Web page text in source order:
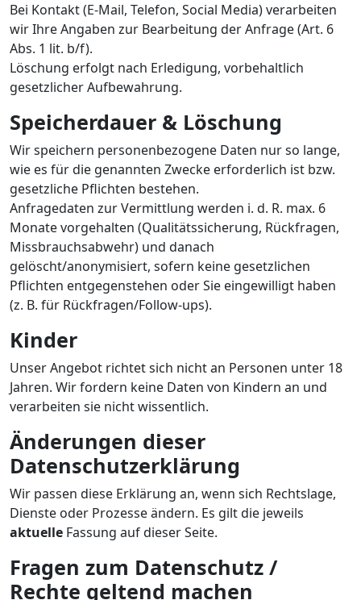
Bei Kontakt (E-Mail, Telefon, Social Media) verarbeiten
wir Ihre Angaben zur Bearbeitung der Anfrage (Art. 6
Abs. 1 lit. b/f).
Löschung erfolgt nach Erledigung, vorbehaltlich
gesetzlicher Aufbewahrung.
Speicherdauer & Löschung
Wir speichern personenbezogene Daten nur so lange,
wie es für die genannten Zwecke erforderlich ist bzw.
gesetzliche Pflichten bestehen.
Anfragedaten zur Vermittlung werden i. d. R. max. 6
Monate vorgehalten (Qualitätssicherung, Rückfragen,
Missbrauchsabwehr) und danach
gelöscht/anonymisiert, sofern keine gesetzlichen
Pflichten entgegenstehen oder Sie eingewilligt haben
(z. B. für Rückfragen/Follow-ups).
Kinder
Unser Angebot richtet sich nicht an Personen unter 18
Jahren. Wir fordern keine Daten von Kindern an und
verarbeiten sie nicht wissentlich.
Änderungen dieser
Datenschutzerklärung
Wir passen diese Erklärung an, wenn sich Rechtslage,
Dienste oder Prozesse ändern. Es gilt die jeweils
aktuelle Fassung auf dieser Seite.
Fragen zum Datenschutz /
Rechte geltend machen